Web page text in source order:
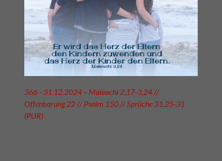
366 - 31.12.2024 – Maleachi 2,17-3,24 //
Offenbarung 22 // Psalm 150 // Sprüche 31,25-31
(PUR)